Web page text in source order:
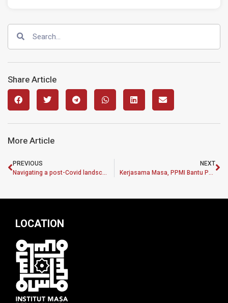
Share Article
More Article
PREVIOUS
Navigating a post-Covid landscape
NEXT
Kerjasama Masa, PPMI Bantu Pendidikan Komuniti Pala’u
LOCATION